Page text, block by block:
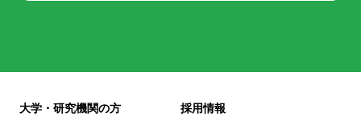
大学・研究機関の方
採用情報